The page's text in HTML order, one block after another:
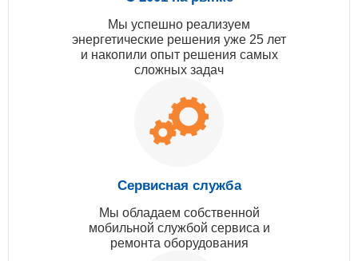
Мы успешно реализуем
энергетические решения уже 25 лет
и накопили опыт решения самых
сложных задач
Сервисная служба
Мы обладаем собственной
мобильной службой сервиса и
ремонта оборудования